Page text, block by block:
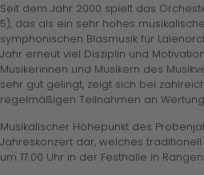
Seit dem Jahr 2000 spielt das
5), das als ein sehr hohes
symphonischen Blasmusik für
Jahr erneut viel Disziplin und
Musikerinnen und Musikern des
sehr gut gelingt, zeigt sich bei
regelmäßigen Teilnahmen an
Musikalischer Höhepunkt des
Jahreskonzert dar, welches
um 17.00 Uhr in der Festhalle in